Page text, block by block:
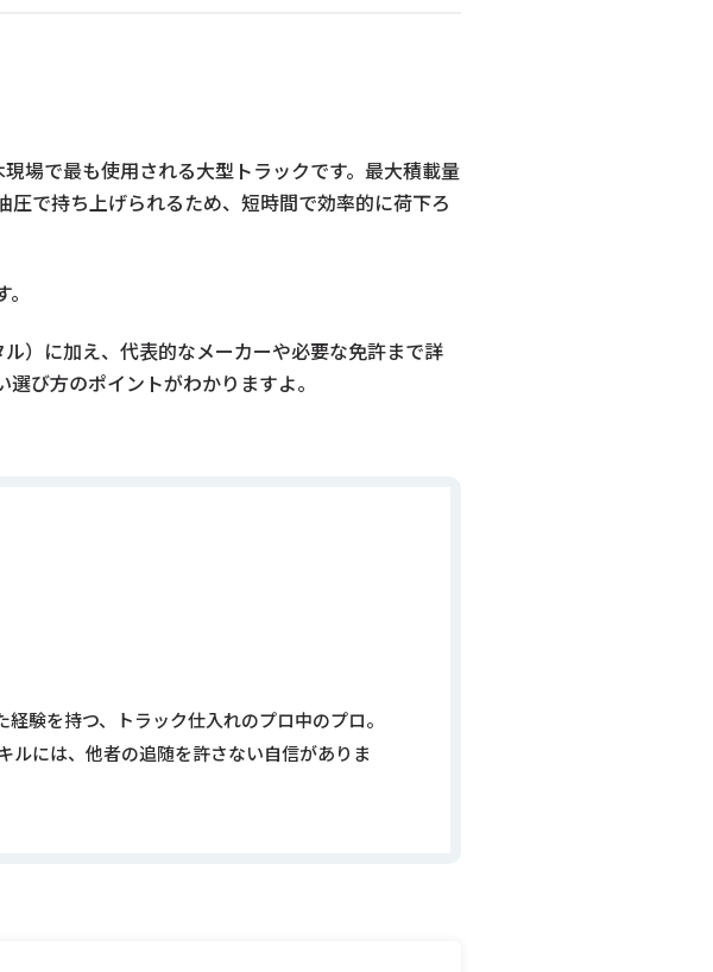
場で最も使用される大型トラックです。最大積載量
で持ち上げられるため、短時間で効率的に荷下ろ
）に加え、代表的なメーカーや必要な免許まで詳
び方のポイントがわかりますよ。
験を持つ、トラック仕入れのプロ中のプロ。
ルには、他者の追随を許さない自信がありま